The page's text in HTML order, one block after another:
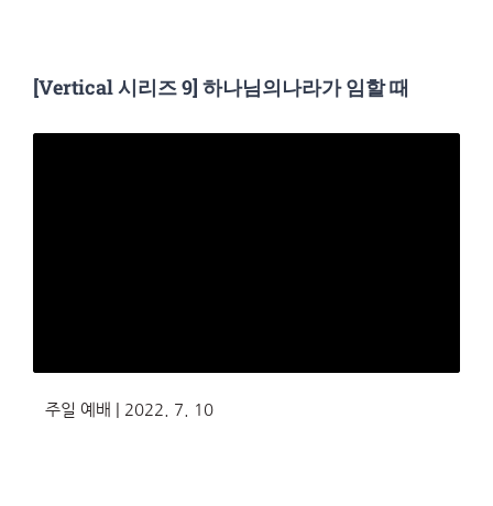
[Vertical 시리즈 9] 하나님의나라가 임할 때
주일 예배 | 2022. 7. 10